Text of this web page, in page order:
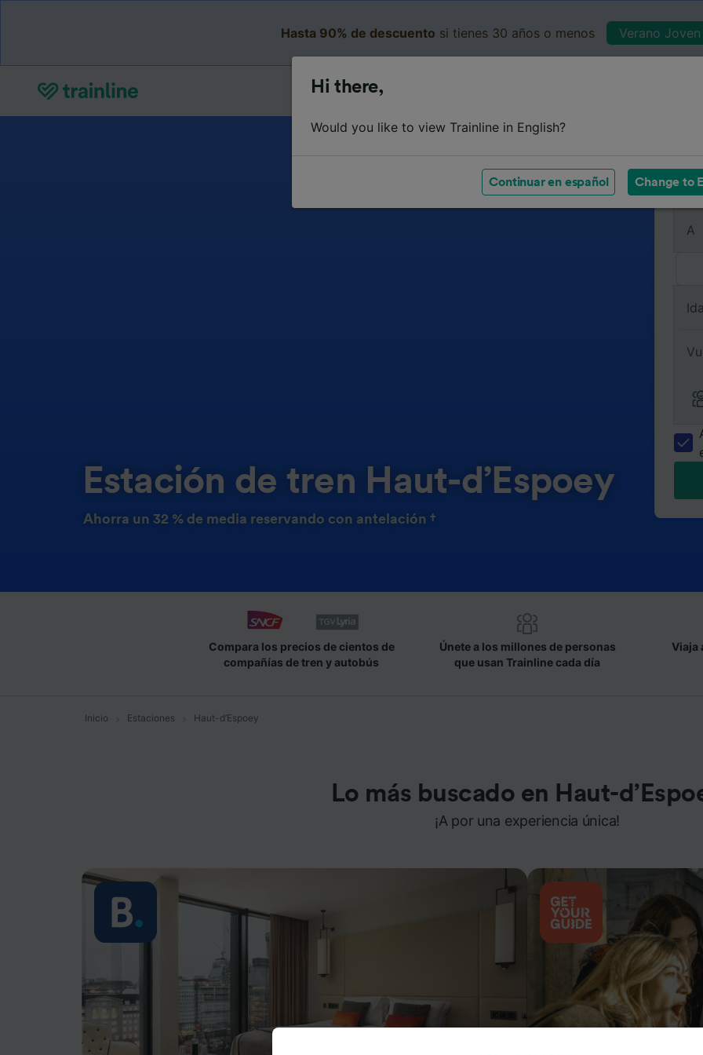
Hasta 90% de descuento si tienes 30 años o menos Verano
Estación de tren Haut-d’Espoey
Ahorra un 32 % de media reservando con antelación †
De
A
Compara los precios de cientos de
compañías de tren y autobús
Únete a los millones de personas
que usan Trainline cada día
Viaja
Inicio Estaciones Haut-d’Espoey
Lo más buscado en Haut-
¡A por una experiencia única!
Hi there,
Would you like to view Trainline in English?
Continuar en español Change to